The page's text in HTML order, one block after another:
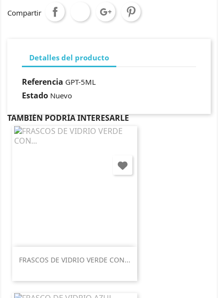
Compartir
Detalles del producto
Referencia GPT-5ML
Estado Nuevo
TAMBIÉN PODRÍA INTERESARLE
FRASCOS DE VIDRIO VERDE CON...